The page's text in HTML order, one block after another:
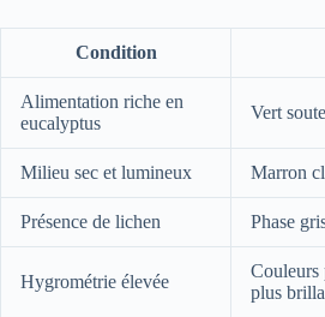
Condition
Alimentation riche en
eucalyptus
Vert
Milieu sec et lumineux Marron
Présence de lichen Phase
Hygrométrie élevée
Couleurs
plus